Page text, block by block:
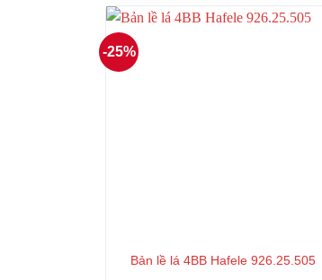
84.000₫.
-25%
Bản lề lá 4BB Hafele 926.25.505